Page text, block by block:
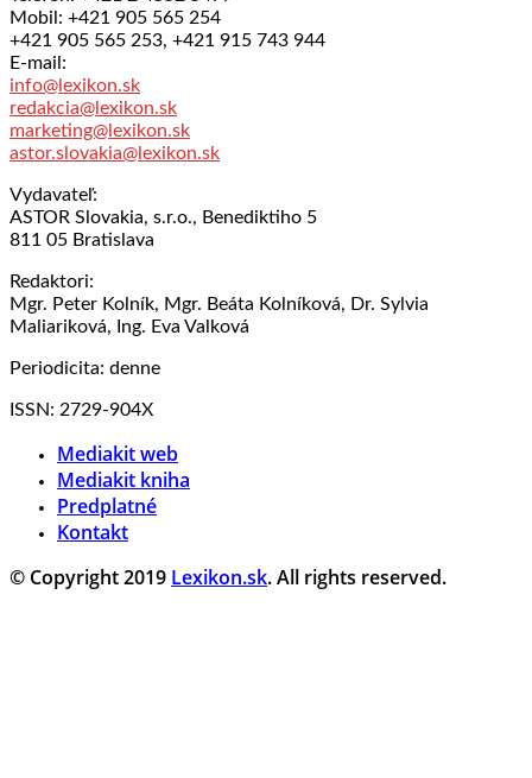
Mobil: +421 905 565 254
+421 905 565 253, +421 915 743 944
E-mail:
info@lexikon.sk
redakcia@lexikon.sk
marketing@lexikon.sk
astor.slovakia@lexikon.sk
Vydavateľ:
ASTOR Slovakia, s.r.o., Benediktiho 5
811 05 Bratislava
Redaktori:
Mgr. Peter Kolník, Mgr. Beáta Kolníková, Dr. Sylvia
Maliariková, Ing. Eva Valková
Periodicita: denne
ISSN: 2729-904X
Mediakit web
Mediakit kniha
Predplatné
Kontakt
© Copyright 2019 Lexikon.sk. All rights reserved.